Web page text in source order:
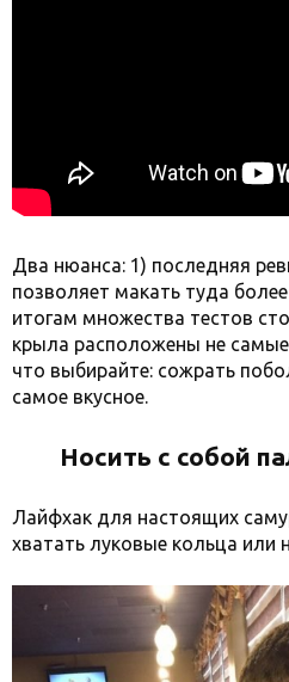
Два нюанса: 1) последняя
позволяет макать туда
итогам множества тестов
крыла расположены не самые
что выбирайте: сожрать
самое вкусное.
Носить с собой
Лайфхак для настоящих
хватать луковые кольца или